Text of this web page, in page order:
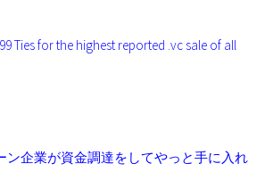
Ties for the highest reported .vc sale of all
ン企業が資金調達をしてやっと手に入れ